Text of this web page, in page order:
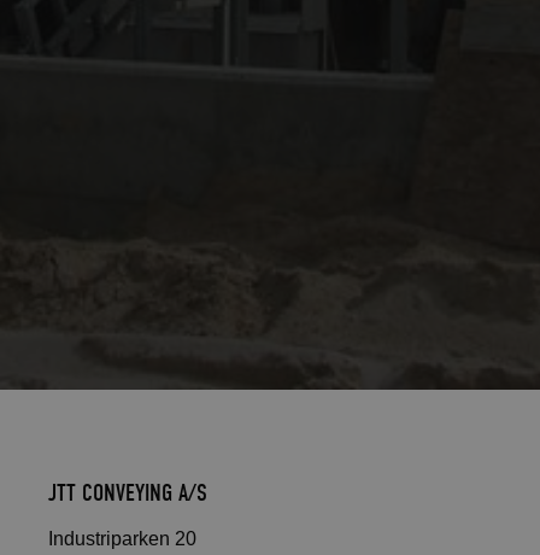
JTT CONVEYING A/S
Industriparken 20